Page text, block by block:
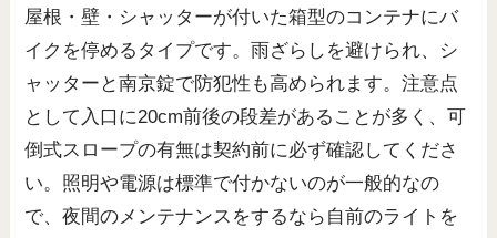
屋根・壁・シャッターが付いた箱型のコンテナにバ
イクを停めるタイプです。雨ざらしを避けられ、シ
ャッターと南京錠で防犯性も高められます。注意点
として入口に20cm前後の段差があることが多く、可
倒式スロープの有無は契約前に必ず確認してくださ
い。照明や電源は標準で付かないのが一般的なの
で、夜間のメンテナンスをするなら自前のライトを